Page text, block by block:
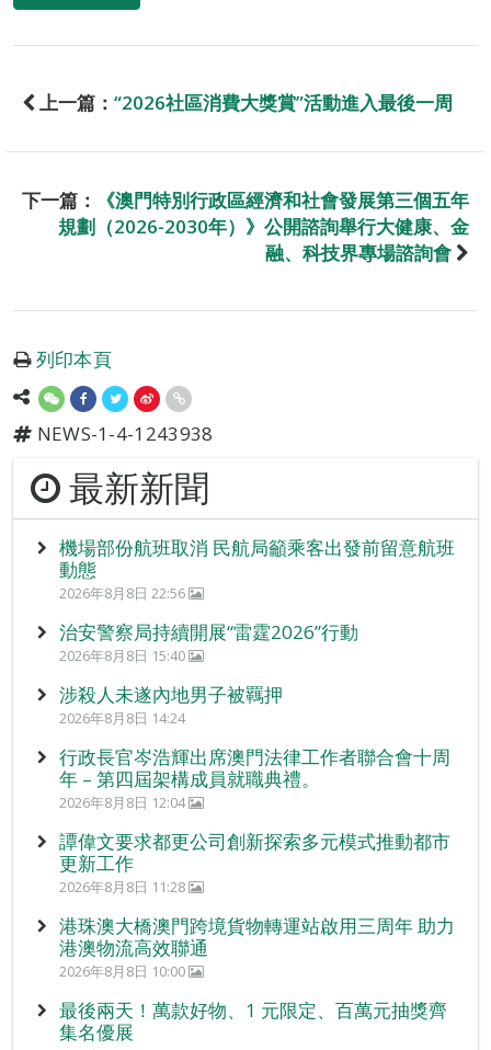
上一篇： “2026社區消費大獎賞”活動進入最後一周
下一篇：
《澳門特別行政區經濟和社會發展第三個五年
規劃（2026-2030年）》公開諮詢舉行大健康、金
融、科技界專場諮詢會
列印本頁
NEWS-1-4-1243938
最新新聞
機場部份航班取消 民航局籲乘客出發前留意航班
動態
2026年8月8日 22:56
治安警察局持續開展“雷霆2026”行動
2026年8月8日 15:40
涉殺人未遂內地男子被羈押
2026年8月8日 14:24
行政長官岑浩輝出席澳門法律工作者聯合會十周
年 – 第四屆架構成員就職典禮。
2026年8月8日 12:04
譚偉文要求都更公司創新探索多元模式推動都市
更新工作
2026年8月8日 11:28
港珠澳大橋澳門跨境貨物轉運站啟用三周年 助力
港澳物流高效聯通
2026年8月8日 10:00
最後兩天！萬款好物、1 元限定、百萬元抽獎齊
集名優展